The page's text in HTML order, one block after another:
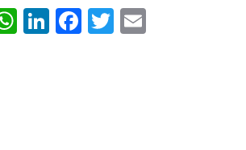
WhatsApp
LinkedIn
Facebook
Twitter